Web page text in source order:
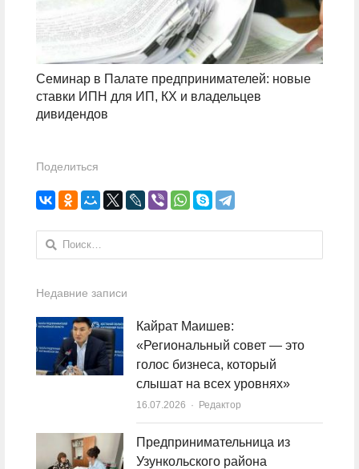
Семинар в Палате предпринимателей: новые
ставки ИПН для ИП, КХ и владельцев
дивидендов
Поделиться
Найти:
Недавние записи
Кайрат Маишев:
«Региональный совет — это
голос бизнеса, который
слышат на всех уровнях»
16.07.2026 Author
Редактор
Предпринимательница из
Узункольского района